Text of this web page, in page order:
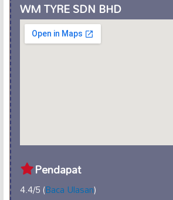
WM TYRE SDN BHD
Pendapat
4.4/5 (Baca Ulasan)